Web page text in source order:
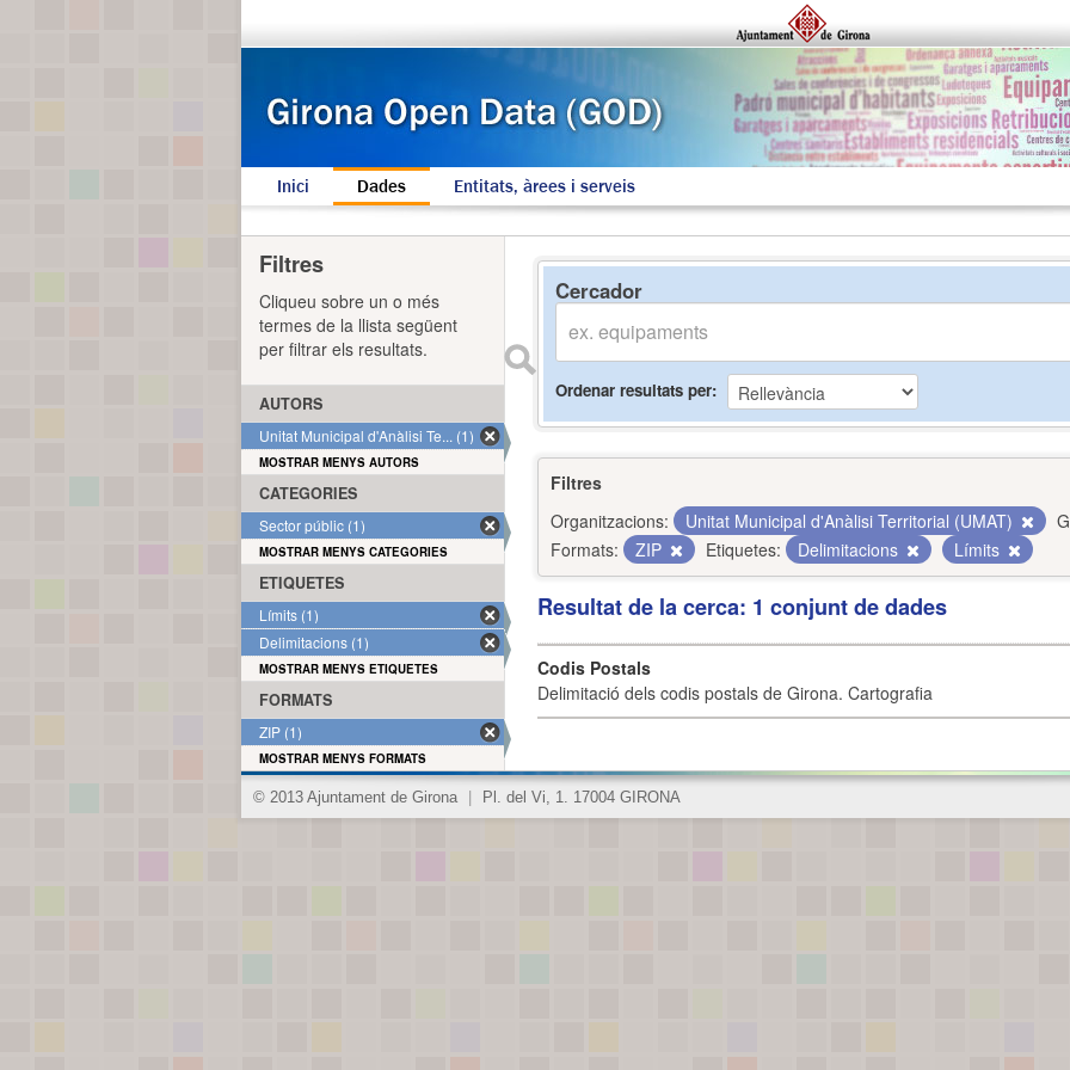
Inici Dades Entitats, àrees i serveis
Cercador
Ordenar resultats per
Filtres
Organitzacions:
Unitat Municipal d'Anàlisi Territorial (UMAT)
Formats:
ZIP Etiquetes: Delimitacions Límits
Resultat de la cerca: 1 conjunt de dades
Codis Postals
Delimitació dels codis postals de Girona. Cartografia
Filtres
Cliqueu sobre un o més
termes de la llista següent
per filtrar els resultats.
AUTORS
Unitat Municipal d'Anàlisi Te... (1)
MOSTRAR MENYS AUTORS
CATEGORIES
Sector públic (1)
MOSTRAR MENYS CATEGORIES
ETIQUETES
Límits (1)
Delimitacions (1)
MOSTRAR MENYS ETIQUETES
FORMATS
ZIP (1)
MOSTRAR MENYS FORMATS
© 2013 Ajuntament de Girona Pl. del Vi, 1. 17004 GIRONA